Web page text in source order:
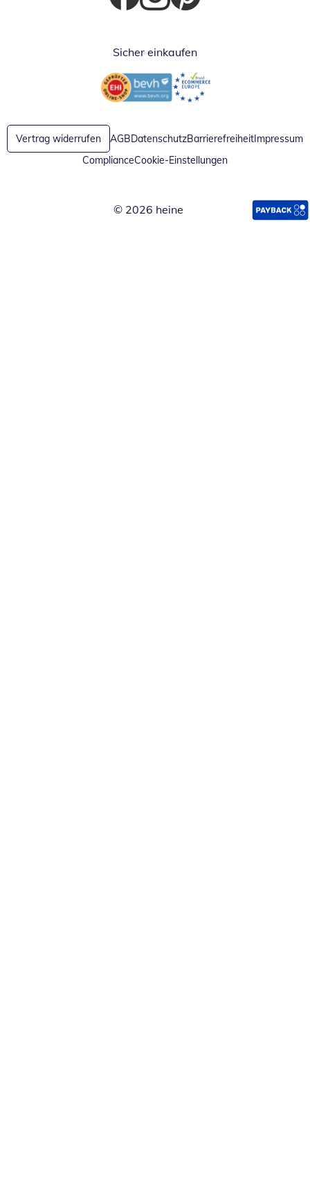
Öffnet in neuem Fenster
Öffnet in neuem Fenster
Öffnet in neuem Fenster
Sicher einkaufen
Öffnet in neuem FensterÖffnet in neuem Fenster
Vertrag widerrufen AGBDatenschutzBarrierefreiheitImpressum
ComplianceCookie-Einstellungen
© 2026 heine